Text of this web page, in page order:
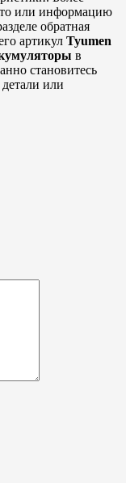
или информацию
обратная
артикул Tyumen
в
становитесь
или